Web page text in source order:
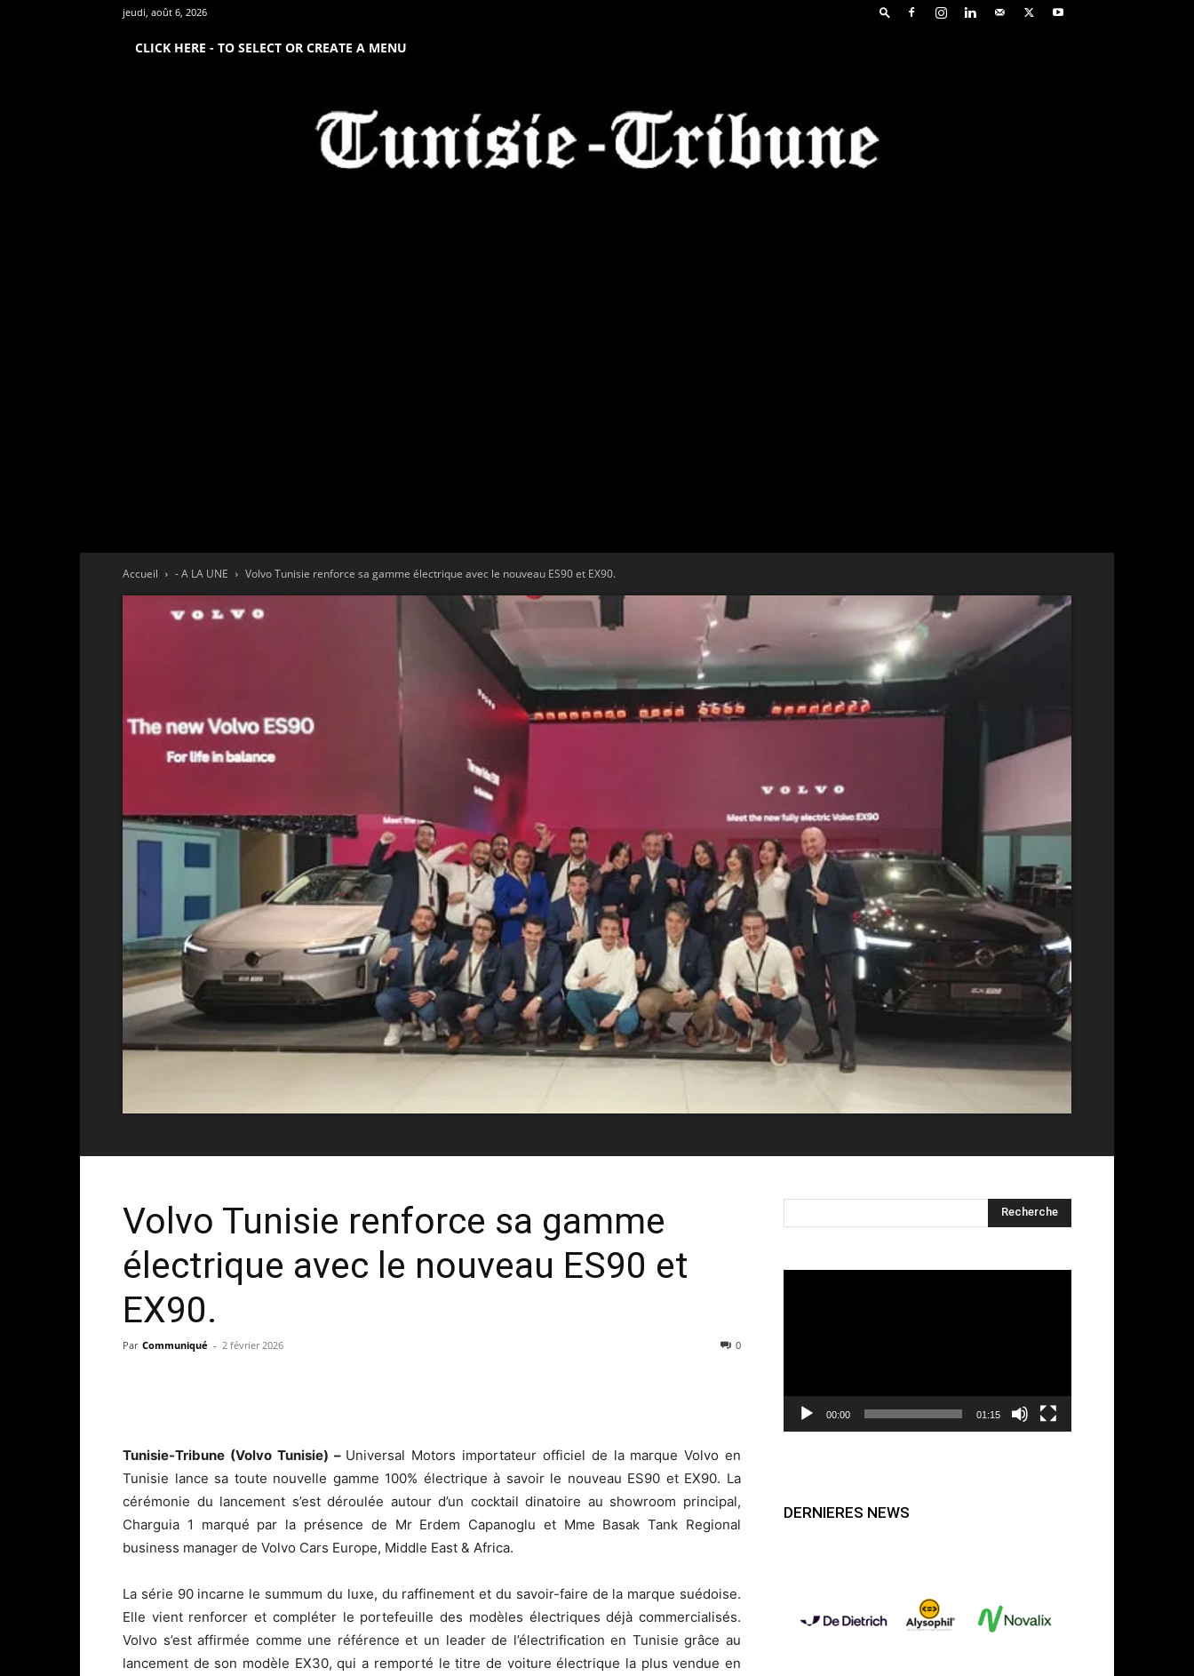
jeudi, août 6, 2026
CLICK HERE - TO SELECT OR CREATE A MENU
Accueil - A LA UNE Volvo Tunisie renforce sa gamme électrique avec le nouveau ES90 et EX90.
Volvo Tunisie renforce sa gamme
électrique avec le nouveau ES90 et
EX90.
Par Communiqué - 2 février 2026 0
Tunisie-Tribune (Volvo Tunisie) – Universal Motors importateur officiel de la marque Volvo en
Tunisie lance sa toute nouvelle gamme 100% électrique à savoir le nouveau ES90 et EX90. La
cérémonie du lancement s’est déroulée autour d’un cocktail dinatoire au showroom principal,
Charguia 1 marqué par la présence de Mr Erdem Capanoglu et Mme Basak Tank Regional
business manager de Volvo Cars Europe, Middle East & Africa.
La série 90 incarne le summum du luxe, du raffinement et du savoir-faire de la marque suédoise.
Elle vient renforcer et compléter le portefeuille des modèles électriques déjà commercialisés.
Volvo s’est affirmée comme une référence et un leader de l’électrification en Tunisie grâce au
lancement de son modèle EX30, qui a remporté le titre de voiture électrique la plus vendue en
00:00 01:15
DERNIERES NEWS